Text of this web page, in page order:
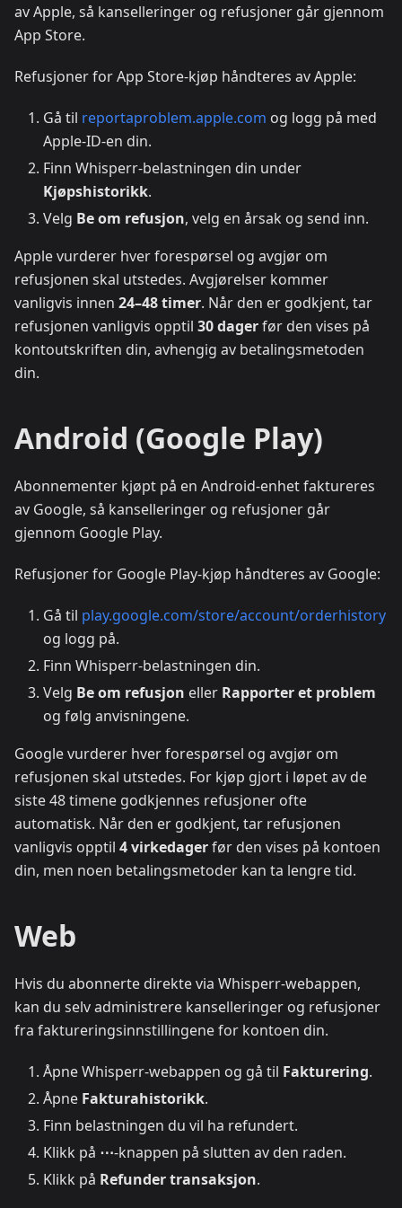
av Apple, så kanselleringer og refusjoner går gjennom
App Store.
Refusjoner for App Store-kjøp håndteres av Apple:
Gå til reportaproblem.apple.com og logg på med
Apple-ID-en din.
Finn Whisperr-belastningen din under
Kjøpshistorikk.
Velg Be om refusjon, velg en årsak og send inn.
Apple vurderer hver forespørsel og avgjør om
refusjonen skal utstedes. Avgjørelser kommer
vanligvis innen 24–48 timer. Når den er godkjent, tar
refusjonen vanligvis opptil 30 dagerfør den vises på
kontoutskriften din, avhengig av betalingsmetoden
din.
Android (Google Play)
Abonnementer kjøpt på en Android-enhet faktureres
av Google, så kanselleringer og refusjoner går
gjennom Google Play.
Refusjoner for Google Play-kjøp håndteres av Google:
Gå til play.google.com/store/account/orderhistory
og logg på.
Finn Whisperr-belastningen din.
Velg Be om refusjon eller Rapporter et problem
og følg anvisningene.
Google vurderer hver forespørsel og avgjør om
refusjonen skal utstedes. For kjøp gjort i løpet av de
siste 48 timene godkjennes refusjoner ofte
automatisk. Når den er godkjent, tar refusjonen
vanligvis opptil 4 virkedagerfør den vises på kontoen
din, men noen betalingsmetoder kan ta lengre tid.
Web
Hvis du abonnerte direkte via Whisperr-webappen,
kan du selv administrere kanselleringer og refusjoner
fra faktureringsinnstillingene for kontoen din.
Åpne Whisperr-webappen og gå til Fakturering.
Åpne Fakturahistorikk.
Finn belastningen du vil ha refundert.
Klikk på ⋯-knappen på slutten av den raden.
Klikk på Refunder transaksjon.